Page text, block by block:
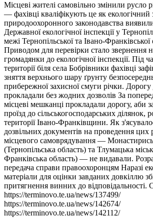
Місцеві жителі самовільно змінили русло
— фахівці кваліфікують це як
природоохоронного законодавства
Державної екологічної інспекції у
межі Тернопільської та Івано-Франківської
Приводом для перевірки стало звернення
громадянки до екологічної інспекції. Під
території біля села Бобрівники фахівці
зняття верхнього шару ґрунту
прибережної захисної смуги річки. Дорогу
прокладали без жодних дозволів За
місцеві мешканці прокладали дорогу, аби
проїзд до сільськогосподарських ділянок,
території Івано-Франківщини. Як
дозвільних документів на проведення цих
місцевого самоврядування —
(Тернопільська область) та Тлумацька
Франківська область) — не видавали.
передача справи правоохоронцям Наразі
матеріали для оцінки завданих довкіллю
притягнення винних до відповідальності.
https://terminovo.te.ua/news/137499/
https://terminovo.te.ua/news/142674/
https://terminovo.te.ua/news/142112/